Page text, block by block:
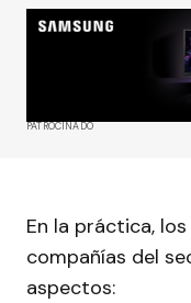
PATROCINADO
En la práctica,
compañías del
aspectos: